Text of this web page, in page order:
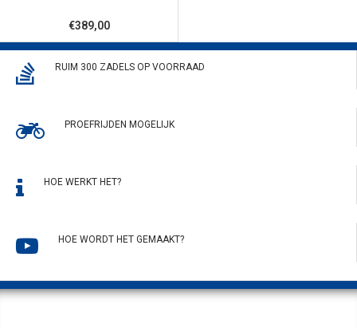
€389,00
RUIM 300 ZADELS OP VOORRAAD
PROEFRIJDEN MOGELIJK
HOE WERKT HET?
HOE WORDT HET GEMAAKT?